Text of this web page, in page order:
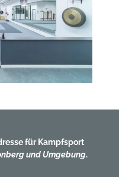
für Kampfsport
und Umgebung.